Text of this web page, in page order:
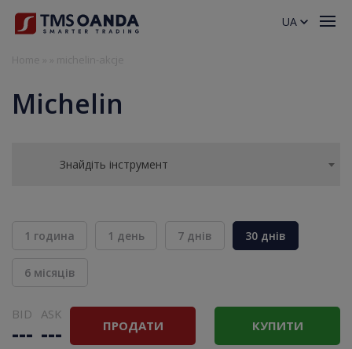
Michelin
Знайдіть інструмент
1 година 1 день 7 днів 30 днів
6 місяців
BID
---
ASK
--- ПРОДАТИ КУПИТИ
UA